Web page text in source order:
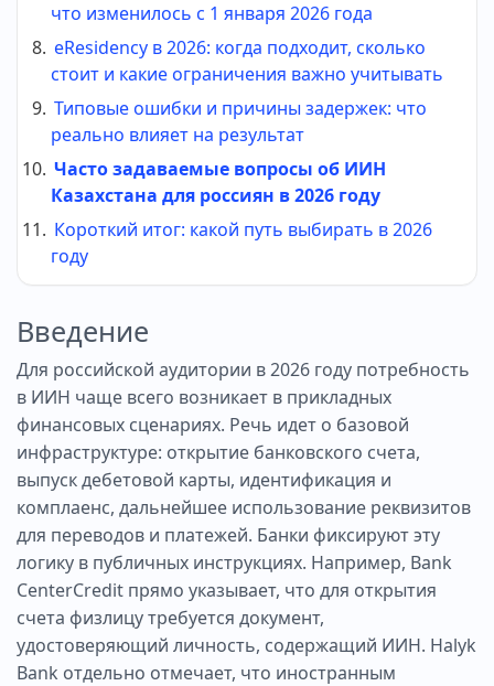
что изменилось с 1 января 2026 года
eResidency в 2026: когда подходит, сколько
стоит и какие ограничения важно учитывать
Типовые ошибки и причины задержек: что
реально влияет на результат
Часто задаваемые вопросы об ИИН
Казахстана для россиян в 2026 году
Короткий итог: какой путь выбирать в 2026
году
Введение
Для российской аудитории в 2026 году потребность
в ИИН чаще всего возникает в прикладных
финансовых сценариях. Речь идет о базовой
инфраструктуре: открытие банковского счета,
выпуск дебетовой карты, идентификация и
комплаенс, дальнейшее использование реквизитов
для переводов и платежей. Банки фиксируют эту
логику в публичных инструкциях. Например, Bank
CenterCredit прямо указывает, что для открытия
счета физлицу требуется документ,
удостоверяющий личность, содержащий ИИН. Halyk
Bank отдельно отмечает, что иностранным